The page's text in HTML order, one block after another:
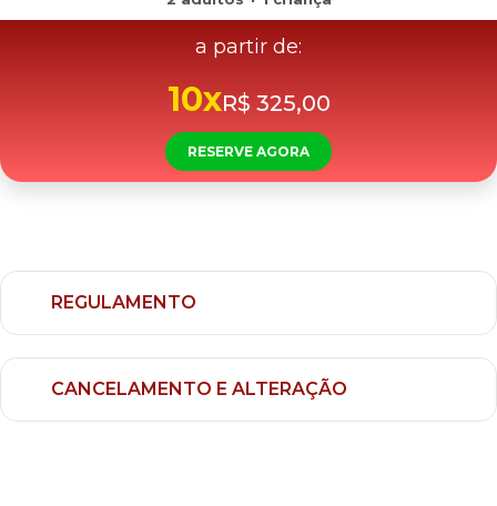
a partir de:
10xR$ 325,00
RESERVE AGORA
REGULAMENTO
CANCELAMENTO E ALTERAÇÃO